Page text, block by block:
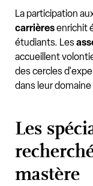
La participation
carrièresenrichit
étudiants. Les
accueillent
des cercles
dans leur
Les
mastère